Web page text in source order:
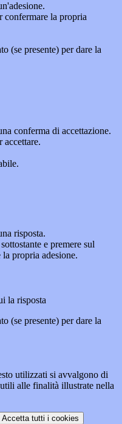
la propria
(se presente) per dare la
conferma di accettazione.
risposta.
e premere sul
propria adesione.
la risposta
(se presente) per dare la
utilizzati si avvalgono di
alle finalità illustrate nella
Accetta tutti i cookies